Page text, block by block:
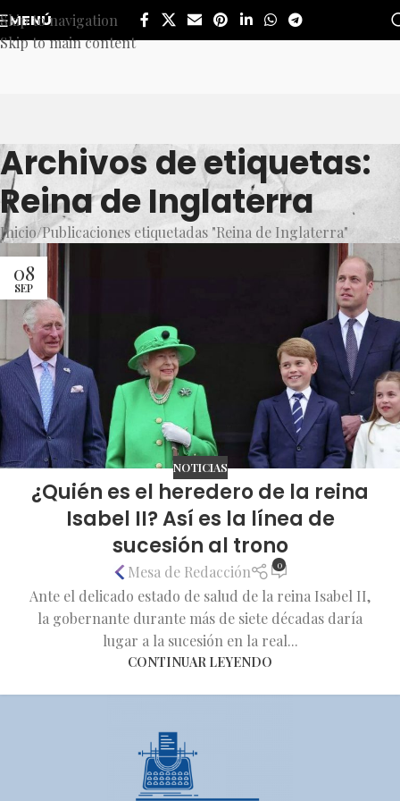
Skip to navigation
Skip to main content
MENÚ
Archivos de etiquetas:
Reina de Inglaterra
Inicio Publicaciones etiquetadas "Reina de Inglaterra"
08
SEP
NOTICIAS
¿Quién es el heredero de la reina
Isabel II? Así es la línea de
sucesión al trono
Mesa de Redacción 0
Ante el delicado estado de salud de la reina Isabel II,
la gobernante durante más de siete décadas daría
lugar a la sucesión en la real...
CONTINUAR LEYENDO